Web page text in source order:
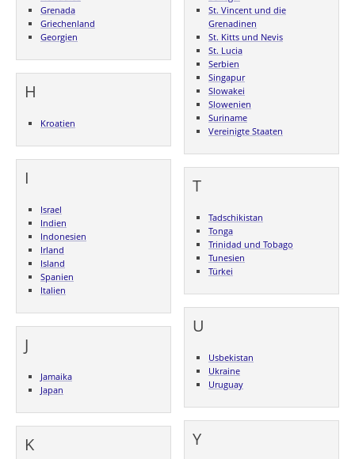
Grenada
Griechenland
Georgien
H
Kroatien
I
Israel
Indien
Indonesien
Irland
Island
Spanien
Italien
J
Jamaika
Japan
K
St. Vincent und die
Grenadinen
St. Kitts und Nevis
St. Lucia
Serbien
Singapur
Slowakei
Slowenien
Suriname
Vereinigte Staaten
T
Tadschikistan
Tonga
Trinidad und Tobago
Tunesien
Türkei
U
Usbekistan
Ukraine
Uruguay
Y